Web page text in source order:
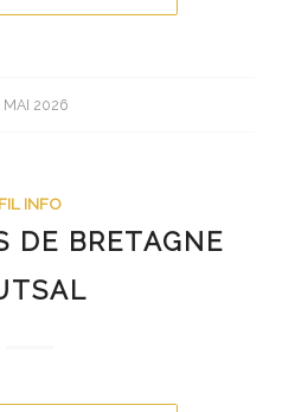
MAI 2026
FIL INFO
DE BRETAGNE